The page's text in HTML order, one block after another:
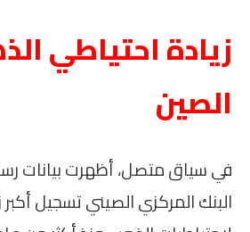
زيادة احتياطي
الصين
في سياق متصل، أظهرت بيانات
البنك المركزي الصيني تسجيل